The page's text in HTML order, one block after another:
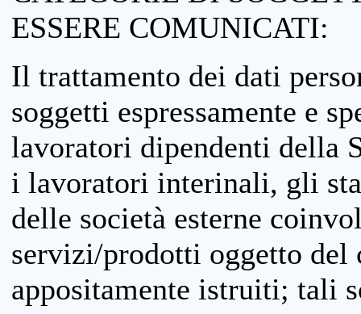
ESSERE COMUNICATI:
Il trattamento dei dati
soggetti espressamente e
lavoratori dipendenti della
i lavoratori interinali, gli
delle società esterne
servizi/prodotti oggetto
appositamente istruiti; tali